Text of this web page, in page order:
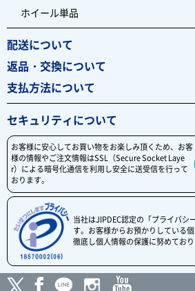
ホイール単品
配送について
返品・交換について
支払方法について
セキュリティについて
お客様に安心してお買い物をお楽しみ頂くため、お客
様の情報やご注文情報はSSL（Secure Socket Laye
r）による暗号化通信を利用し安全に送受信を行って
おります。
当社はJIPDEC認定の「プライバシ
す。お客様からお預かりしている
徹底し個人情報の保護に努めており